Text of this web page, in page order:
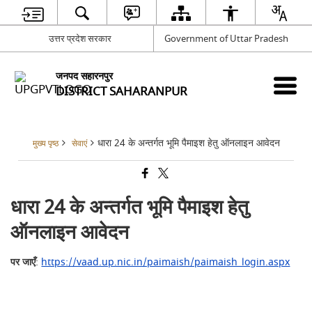
उत्तर प्रदेश सरकार Government of Uttar Pradesh
जनपद सहारनपुर
DISTRICT SAHARANPUR
मुख्य पृष्ठ सेवाएं धारा 24 के अन्तर्गत भूमि पैमाइश हेतु ऑनलाइन आवेदन
धारा 24 के अन्तर्गत भूमि पैमाइश हेतु
ऑनलाइन आवेदन
पर जाएँ: https://vaad.up.nic.in/paimaish/paimaish_login.aspx